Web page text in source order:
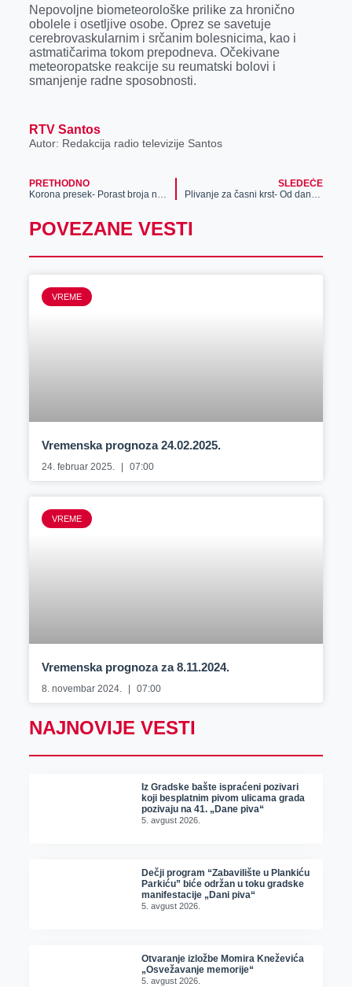
Nepovolјne biometeorološke prilike za hronično
obolele i osetlјive osobe. Oprez se savetuje
cerebrovaskularnim i srčanim bolesnicima, kao i
astmatičarima tokom prepodneva. Očekivane
meteoropatske reakcije su reumatski bolovi i
smanjenje radne sposobnosti.
RTV Santos
Autor: Redakcija radio televizije Santos
PRETHODNO
Korona presek- Porast broja novoobolelih u Srednjobanatskom okrugu
SLEDEĆE
Plivanje za časni krst- Od danas počinju prijave
POVEZANE VESTI
VREME
Vremenska prognoza 24.02.2025.
24. februar 2025. 07:00
VREME
Vremenska prognoza za 8.11.2024.
8. novembar 2024. 07:00
NAJNOVIJE VESTI
Iz Gradske bašte ispraćeni pozivari
koji besplatnim pivom ulicama grada
pozivaju na 41. „Dane piva“
5. avgust 2026.
Dečji program “Zabavilište u Plankiću
Parkiću” biće održan u toku gradske
manifestacije „Dani piva“
5. avgust 2026.
Otvaranje izložbe Momira Kneževića
„Osvežavanje memorije“
5. avgust 2026.